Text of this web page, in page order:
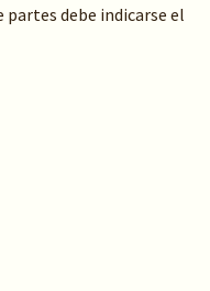
debe indicarse el